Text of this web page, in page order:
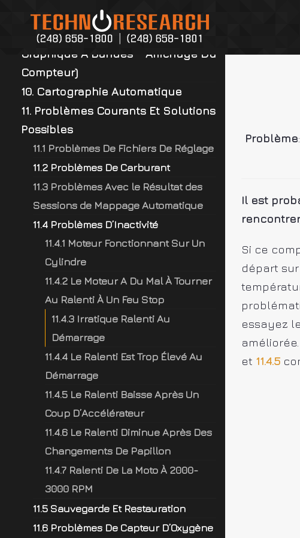
contenu
9. Surveiller Les Données En
Temps Réel (Affichage Du
Graphique À Bandes – Affichage Du
Compteur)
10. Cartographie Automatique
11. Problèmes Courants Et Solutions
Possibles
11.1 Problèmes De Fichiers De Réglage
11.2 Problèmes De Carburant
11.3 Problèmes Avec le Résultat des
Sessions de Mappage Automatique
11.4 Problèmes D’Inactivité
11.4.1 Moteur Fonctionnant Sur Un
Cylindre
11.4.2 Le Moteur A Du Mal À Tourner
Au Ralenti À Un Feu Stop
11.4.3 Irratique Ralenti Au
Démarrage
11.4.4 Le Ralenti Est Trop Élevé Au
Démarrage
11.4.5 Le Ralenti Baisse Après Un
Coup D’Accélérateur
11.4.6 Le Ralenti Diminue Après Des
Changements De Papillon
11.4.7 Ralenti De La Moto À 2000-
3000 RPM
11.5 Sauvegarde Et Restauration
11.6 Problèmes De Capteur D’Oxygène
Problème
Il est
Si ce
départ
essayez
et 11.4.5